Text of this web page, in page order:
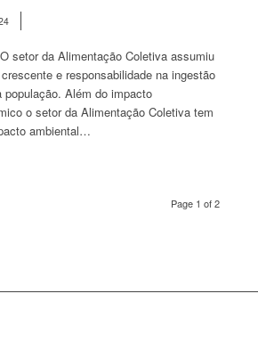
setor da Alimentação Coletiva assumiu
e responsabilidade na ingestão
população. Além do impacto
o setor da Alimentação Coletiva tem
ambiental…
Page 1 of 2